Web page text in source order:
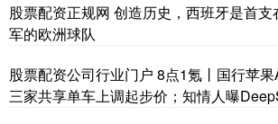
股票配资正规网 创造历史，西班牙是首
军的欧洲球队
股票配资公司行业门户 8点1氪丨国行苹果
三家共享单车上调起步价；知情人曝